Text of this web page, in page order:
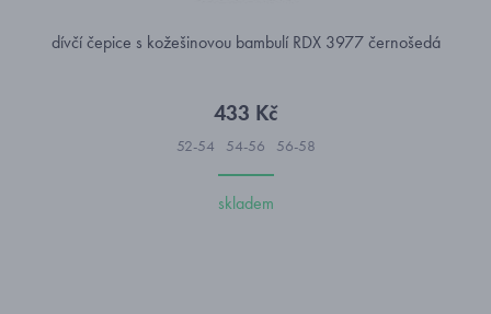
dívčí čepice s kožešinovou bambulí RDX 3977 černošedá
433 Kč
52-54 54-56 56-58
skladem